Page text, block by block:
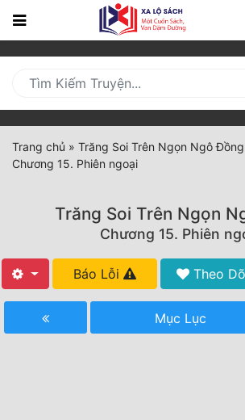
Trang
Mới
Cập
Nhật
(current)
Tất Cả
Hoàn Thành
Trang chủ » Trăng Soi Trên Ngọn Ngô Đồng
Chương 15. Phiên ngoại
Trăng Soi Trên Ngọn
Chương 15. Phiên
Báo Lỗi Theo
Mục Lục